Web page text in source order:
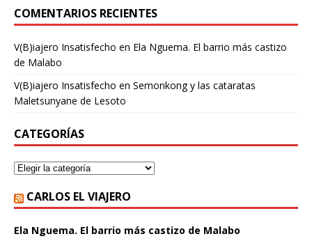
COMENTARIOS RECIENTES
V(B)iajero Insatisfecho en Ela Nguema. El barrio más castizo
de Malabo
V(B)iajero Insatisfecho en Semonkong y las cataratas
Maletsunyane de Lesoto
CATEGORÍAS
CARLOS EL VIAJERO
Ela Nguema. El barrio más castizo de Malabo